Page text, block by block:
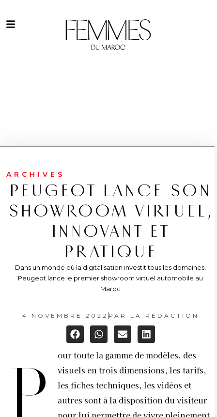
ARCHIVES
PEUGEOT LANCE SON
SHOWROOM VIRTUEL,
INNOVANT ET
PRATIQUE
Dans un monde où la digitalisation investit tous les domaines,
Peugeot lance le premier showroom virtuel automobile au
Maroc
4 NOVEMBRE 2022 PAR LA RÉDACTION
P
our toute la gamme de modèles, des
visuels en trois dimensions, les tarifs,
les fiches techniques, les vidéos et
autres sont à la disposition du visiteur